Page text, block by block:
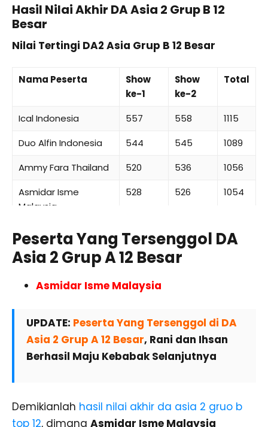
Hasil Nilai Akhir DA Asia 2 Grup B 12
Besar
Nilai Tertingi DA2 Asia Grup B 12 Besar
Nama Peserta
Show
ke-1
Show
ke-2
Total
Ical Indonesia 557 558
1115
Duo Alfin Indonesia
544 545
1089
Ammy Fara Thailand
520 536
1056
Asmidar Isme
Malaysia
528 526 1054
Peserta Yang Tersenggol DA
Asia 2 Grup A 12 Besar
Asmidar Isme Malaysia
UPDATE: Peserta Yang Tersenggol di DA
Asia 2 Grup A 12 Besar, Rani dan Ihsan
Berhasil Maju Kebabak Selanjutnya
Demikianlah hasil nilai akhir da asia 2 gruo b
top 12, dimana Asmidar Isme Malaysia